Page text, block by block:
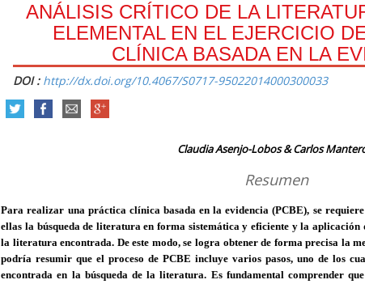
ANÁLISIS CRÍTICO DE LA
ELEMENTAL EN EL EJERCICIO
CLÍNICA BASADA EN LA
DOI : http://dx.doi.org/10.4067/S0717-95022014000300033
Claudia Asenjo-Lobos & Carlos
Resumen
Para realizar una práctica clínica basada en la evidencia (PCBE), se
ellas la búsqueda de literatura en forma sistemática y eficiente y la
la literatura encontrada. De este modo, se logra obtener de forma precisa la
podría resumir que el proceso de PCBE incluye varios pasos, uno de los
encontrada en la búsqueda de la literatura. Es fundamental comprender